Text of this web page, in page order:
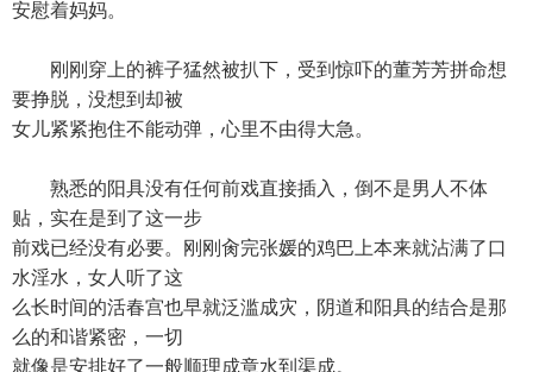
安慰着妈妈。
刚刚穿上的裤子猛然被扒下，受到惊吓的董芳芳拼命想
要挣脱，没想到却被
女儿紧紧抱住不能动弹，心里不由得大急。
熟悉的阳具没有任何前戏直接插入，倒不是男人不体
贴，实在是到了这一步
前戏已经没有必要。刚刚肏完张媛的鸡巴上本来就沾满了口
水淫水，女人听了这
么长时间的活春宫也早就泛滥成灾，阴道和阳具的结合是那
么的和谐紧密，一切
就像是安排好了一般顺理成章水到渠成。